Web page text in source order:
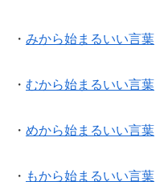
・ みから始まるいい言葉
・ むから始まるいい言葉
・ めから始まるいい言葉
・ もから始まるいい言葉